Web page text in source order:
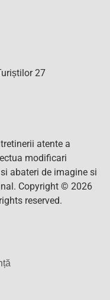
27
atente a
modificari
abateri de imagine si
Copyright © 2026
reserved.